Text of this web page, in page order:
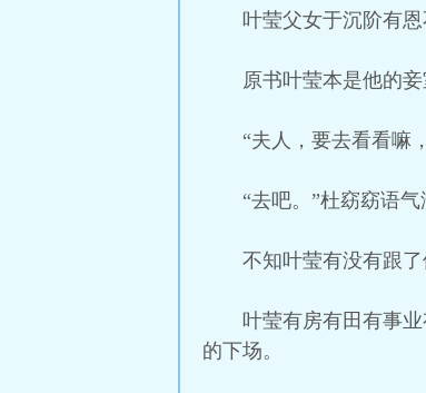
叶莹父女于沉阶有
原书叶莹本是他的妾
“夫人，要去看看嘛
“去吧。”杜窈窈语气
不知叶莹有没有跟
叶莹有房有田有事
的下场。